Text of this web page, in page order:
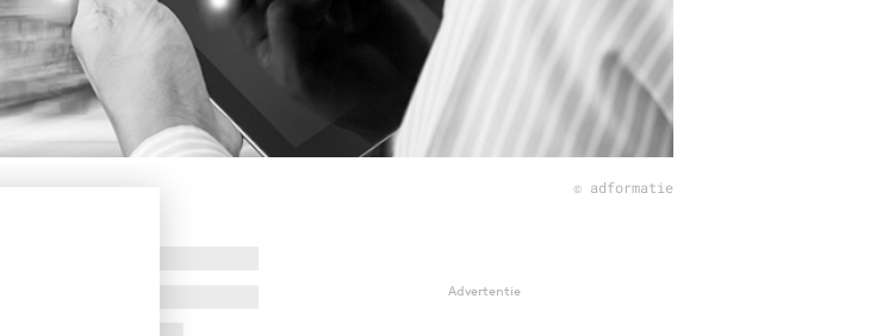
© adformatie
Advertentie